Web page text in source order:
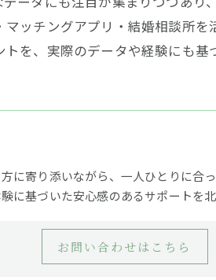
ッチングアプリ・結婚相談所
を、実際のデータや経験にも基
に寄り添いながら、一人ひとりに合
に基づいた安心感のあるサポートを北
お問い合わせはこちら